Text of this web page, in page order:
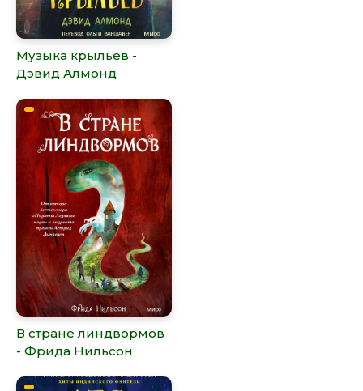
Музыка крыльев -
Дэвид Алмонд
В стране линдвормов
- Фрида Нильсон